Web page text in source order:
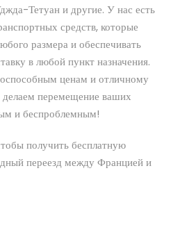
Тетуан и другие. У нас есть
средств, которые
размера и обеспечивать
в любой пункт назначения.
ценам и отличному
перемещение ваших
и беспроблемным!
получить бесплатную
переезд между Францией и